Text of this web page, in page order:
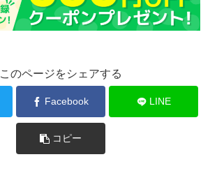
このページをシェアする
Facebook LINE
コピー